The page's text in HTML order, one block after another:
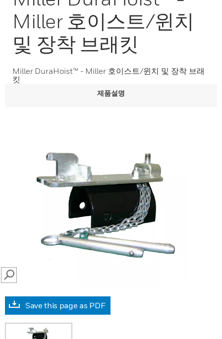
Miller 호이스트/윈치
및 장착 브래킷
Miller DuraHoist™ - Miller 호이스트/윈치 및 장착 브래
킷
제품설명
SEARCH
Save this page as PDF